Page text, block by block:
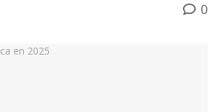
0